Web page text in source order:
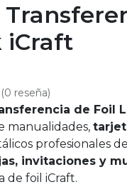
iCraft
(0 reseña)
de Foil
manualidades,
profesionales
invitaciones y
de foil iCraft.